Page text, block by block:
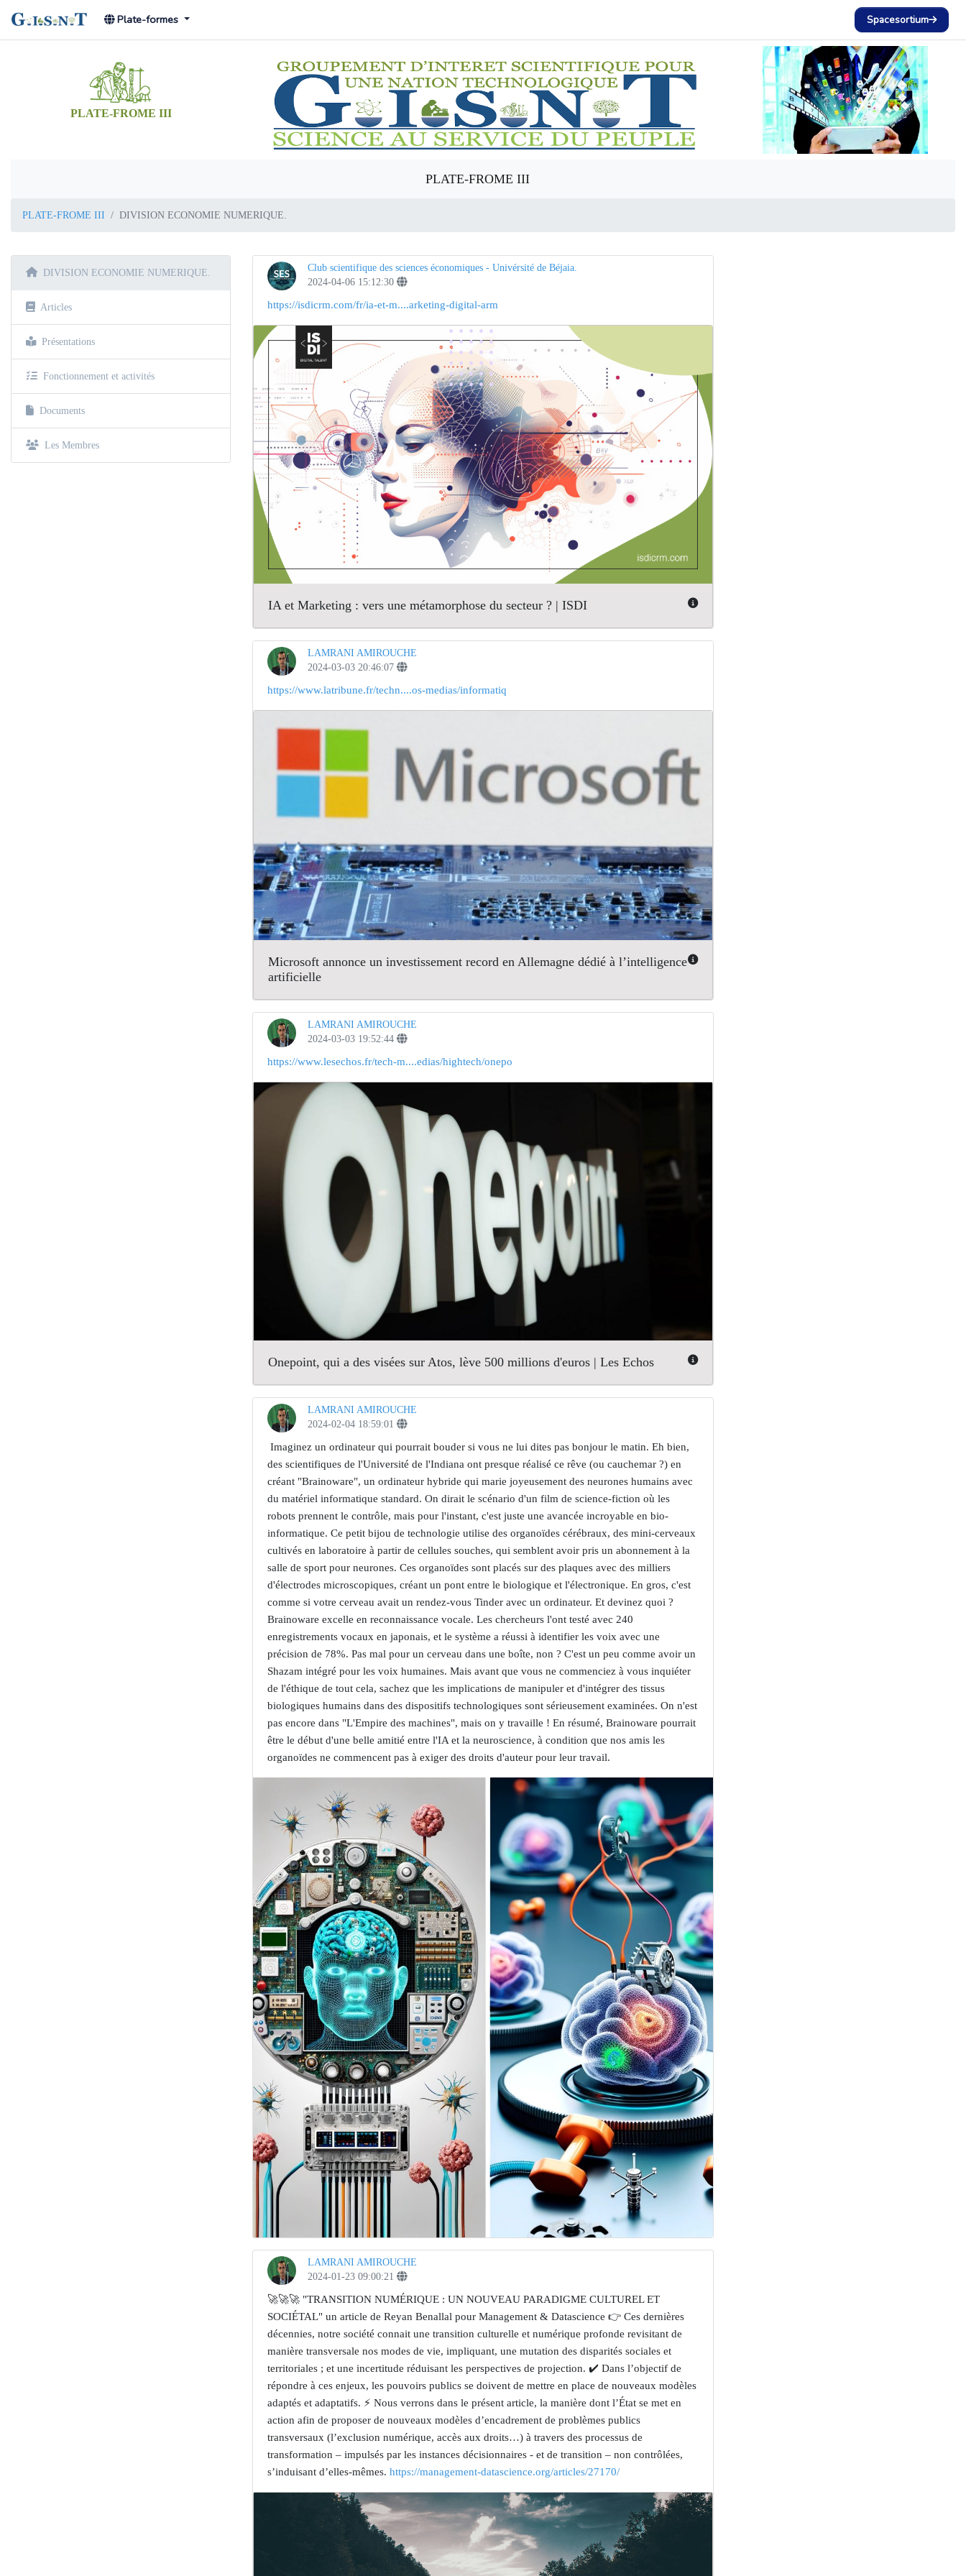
Spacesortium
Plate-formes
PLATE-FROME III
PLATE-FROME III
PLATE-FROME III DIVISION ECONOMIE NUMERIQUE.
DIVISION ECONOMIE NUMERIQUE.
Articles
Présentations
Fonctionnement et activités
Documents
Les Membres
Club scientifique des sciences économiques - Univérsité de Béjaia.
2024-04-06 15:12:30
https://isdicrm.com/fr/ia-et-m....arketing-digital-arm
IA et Marketing : vers une métamorphose du secteur ? | ISDI
LAMRANI AMIROUCHE
2024-03-03 20:46:07
https://www.latribune.fr/techn....os-medias/informatiq
Microsoft annonce un investissement record en Allemagne dédié à l’intelligence
artificielle
LAMRANI AMIROUCHE
2024-03-03 19:52:44
https://www.lesechos.fr/tech-m....edias/hightech/onepo
Onepoint, qui a des visées sur Atos, lève 500 millions d'euros | Les Echos
LAMRANI AMIROUCHE
2024-02-04 18:59:01
⁣ Imaginez un ordinateur qui pourrait bouder si vous ne lui dites pas bonjour le matin. Eh bien,
des scientifiques de l'Université de l'Indiana ont presque réalisé ce rêve (ou cauchemar ?) en
créant "Brainoware", un ordinateur hybride qui marie joyeusement des neurones humains avec
du matériel informatique standard. On dirait le scénario d'un film de science-fiction où les
robots prennent le contrôle, mais pour l'instant, c'est juste une avancée incroyable en bio-
informatique. Ce petit bijou de technologie utilise des organoïdes cérébraux, des mini-cerveaux
cultivés en laboratoire à partir de cellules souches, qui semblent avoir pris un abonnement à la
salle de sport pour neurones. Ces organoïdes sont placés sur des plaques avec des milliers
d'électrodes microscopiques, créant un pont entre le biologique et l'électronique. En gros, c'est
comme si votre cerveau avait un rendez-vous Tinder avec un ordinateur. Et devinez quoi ?
Brainoware excelle en reconnaissance vocale. Les chercheurs l'ont testé avec 240
enregistrements vocaux en japonais, et le système a réussi à identifier les voix avec une
précision de 78%. Pas mal pour un cerveau dans une boîte, non ? C'est un peu comme avoir un
Shazam intégré pour les voix humaines. Mais avant que vous ne commenciez à vous inquiéter
de l'éthique de tout cela, sachez que les implications de manipuler et d'intégrer des tissus
biologiques humains dans des dispositifs technologiques sont sérieusement examinées. On n'est
pas encore dans "L'Empire des machines", mais on y travaille ! En résumé, Brainoware pourrait
être le début d'une belle amitié entre l'IA et la neuroscience, à condition que nos amis les
organoïdes ne commencent pas à exiger des droits d'auteur pour leur travail.
LAMRANI AMIROUCHE
2024-01-23 09:00:21
🚀🚀🚀 "TRANSITION NUMÉRIQUE : UN NOUVEAU PARADIGME CULTUREL ET
SOCIÉTAL" un article de Reyan Benallal pour Management & Datascience 👉 Ces dernières
décennies, notre société connait une transition culturelle et numérique profonde revisitant de
manière transversale nos modes de vie, impliquant, une mutation des disparités sociales et
territoriales ; et une incertitude réduisant les perspectives de projection. ✔️ Dans l’objectif de
répondre à ces enjeux, les pouvoirs publics se doivent de mettre en place de nouveaux modèles
adaptés et adaptatifs. ⚡ Nous verrons dans le présent article, la manière dont l’État se met en
action afin de proposer de nouveaux modèles d’encadrement de problèmes publics
transversaux (l’exclusion numérique, accès aux droits…) à travers des processus de
transformation – impulsés par les instances décisionnaires - et de transition – non contrôlées,
s’induisant d’elles-mêmes. ⁣ https://management-datascience.org/articles/27170/